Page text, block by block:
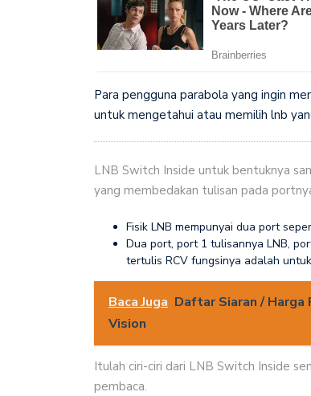
Para pengguna parabola yang ingin
untuk mengetahui atau memilih lnb
LNB Switch Inside untuk bentuknya
yang membedakan tulisan pada
Fisik LNB mempunyai dua port
Dua port, port 1 tulisannya LNB,
tertulis RCV fungsinya adalah
Baca Juga Daftar Siaran / Harga
Vision
Itulah ciri-ciri dari LNB Switch Inside
pembaca.